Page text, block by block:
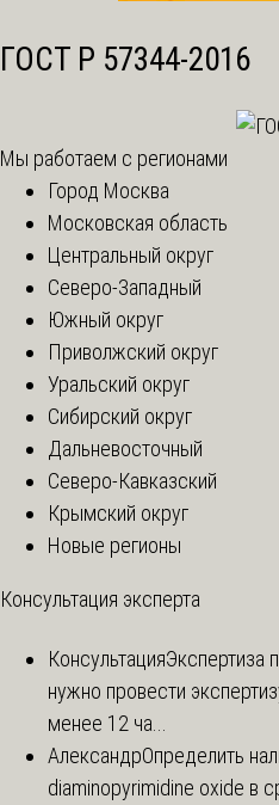
ГОСТ Р 57344-2016
Мы работаем с регионами
Город Москва
Московская область
Центральный округ
Северо-Западный
Южный округ
Приволжский округ
Уральский округ
Сибирский округ
Дальневосточный
Северо-Кавказский
Крымский округ
Новые регионы
Консультация эксперта
КонсультацияЭкспертиза
нужно провести
менее 12 ча...
АлександрОпределить
diaminopyrimidine oxide в